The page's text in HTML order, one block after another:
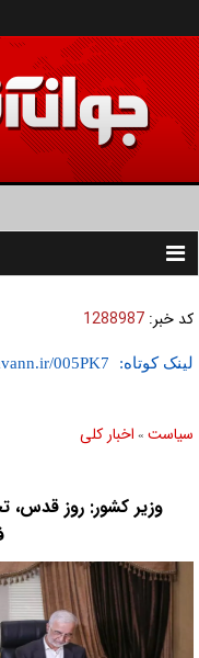
Toggle
کد خبر: 1288987
لینک کوتاه:
سیاست » اخبار کلی
وزیر کشور: روز قدس،